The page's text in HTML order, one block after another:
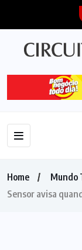
Home
Mundo
Sensor avisa